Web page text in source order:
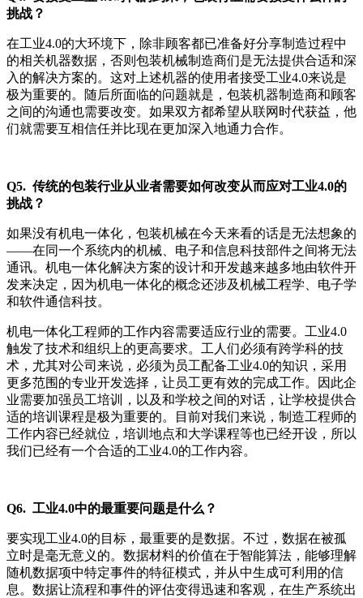
挑战？
在工业4.0的大环境下，除非顾客都已准备好分享制造过程中
的相关机器数据，否则包装机械制造商们是无法提供合适和深
入的解决方案的。这对上述机器的使用者接受工业4.0来说是
极为重要的。随后所面临的问题就是，包装机器制造商和顾客
之间的沟通也需要改变。如果双方都希望从联网时代获益，他
们就需要互相信任并比现在更加深入地通力合作。
Q5. 传统的包装行业从业者需要如何改变从而应对工业4.0的
挑战？
如果没有机电一体化，包装机械在今天来看的话是无法想象的
——在同一个系统内的机械、电子和信息科技部件之间将无法
通讯。机电一体化解决方案的设计和开发越来越多地由软件开
发来决定，因为机电一体化的概念还涉及机械工程学、电子学
和软件通信科技。
机电一体化工程师的工作内容需要适应行业的需要。工业4.0
触发了技术和组织上的更高要求。工人们必须有跨学科的技
术，尤其对公司来说，必须为员工配备工业4.0的知识，采用
更多范围的专业开发选择，让员工更有效的完成工作。因此企
业需要加强员工培训，以及和学校之间的对话，让学校提供合
适的培训课程是极为重要的。目前对我们来说，制造工程师的
工作内容已经就位，培训地点和大学课程等也已经开设，所以
我们已经有一个合适的工业4.0的工作内容。
Q6. 工业4.0中的最重要问题是什么？
要实现工业4.0的目标，最重要的是数据。不过，数据在被孤
立时是毫无意义的。数据材料的价值在于智能算法，能够理解
随机数据项中特定事件的特征模式，并从中生成可利用的信
息。数据让流程和事件的评估变得迅速和客观，在生产系统出